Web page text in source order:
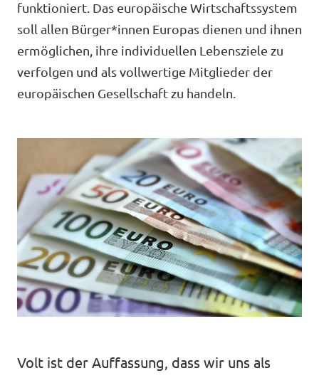
Volt in deinem Bundesland
Volt Deutschland Merchandise Shop
Neuigkeiten
Unsere Events
Presse
Mache bei uns mit!
Deine Spende für Volt!
Jobs bei Volt
funktioniert. Das europäische Wirtschaftssystem
soll allen Bürger*innen Europas dienen und ihnen
ermöglichen, ihre individuellen Lebensziele zu
verfolgen und als vollwertige Mitglieder der
europäischen Gesellschaft zu handeln.
Volt ist der Auffassung, dass wir uns als